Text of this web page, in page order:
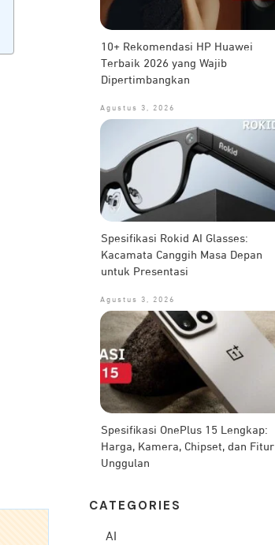
10+ Rekomendasi HP Huawei
Terbaik 2026 yang Wajib
Dipertimbangkan
Agustus 3, 2026
Spesifikasi Rokid AI Glasses:
Kacamata Canggih Masa Depan
untuk Presentasi
Agustus 3, 2026
Spesifikasi OnePlus 15 Lengkap:
Harga, Kamera, Chipset, dan Fitur
Unggulan
CATEG ORIES
AI